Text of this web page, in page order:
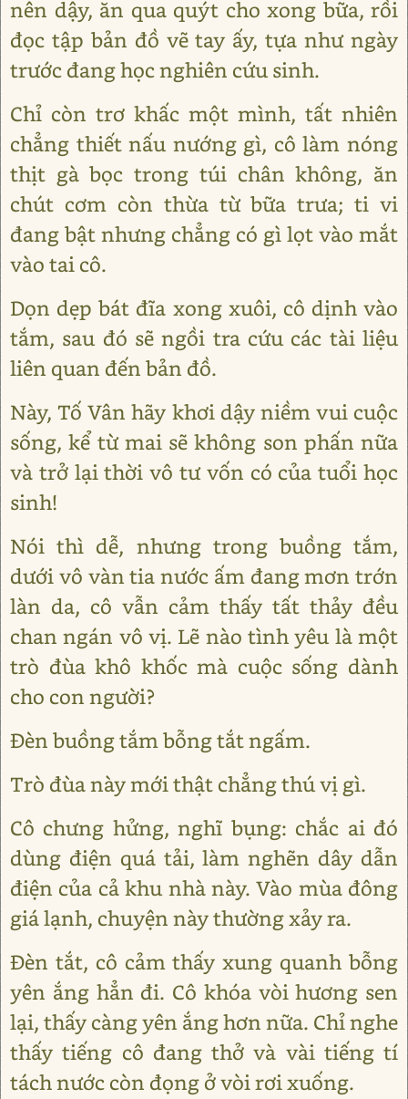
nên dậy, ăn qua quýt cho xong bữa, rồi
đọc tập bản đồ vẽ tay ấy, tựa như ngày
trước đang học nghiên cứu sinh.
Chỉ còn trơ khấc một mình, tất nhiên
chẳng thiết nấu nướng gì, cô làm nóng
thịt gà bọc trong túi chân không, ăn
chút cơm còn thừa từ bữa trưa; ti vi
đang bật nhưng chẳng có gì lọt vào mắt
vào tai cô.
Dọn dẹp bát đĩa xong xuôi, cô dịnh vào
tắm, sau đó sẽ ngồi tra cứu các tài liệu
liên quan đến bản đồ.
Này, Tố Vân hãy khơi dậy niềm vui cuộc
sống, kể từ mai sẽ không son phấn nữa
và trở lại thời vô tư vốn có của tuổi học
sinh!
Nói thì dễ, nhưng trong buồng tắm,
dưới vô vàn tia nước ấm đang mơn trớn
làn da, cô vẫn cảm thấy tất thảy đều
chan ngán vô vị. Lẽ nào tình yêu là một
trò đùa khô khốc mà cuộc sống dành
cho con người?
Đèn buồng tắm bỗng tắt ngấm.
Trò đùa này mới thật chẳng thú vị gì.
Cô chưng hửng, nghĩ bụng: chắc ai đó
dùng điện quá tải, làm nghẽn dây dẫn
điện của cả khu nhà này. Vào mùa đông
giá lạnh, chuyện này thường xảy ra.
Đèn tắt, cô cảm thấy xung quanh bỗng
yên ắng hẳn đi. Cô khóa vòi hương sen
lại, thấy càng yên ắng hơn nữa. Chỉ nghe
thấy tiếng cô đang thở và vài tiếng tí
tách nước còn đọng ở vòi rơi xuống.